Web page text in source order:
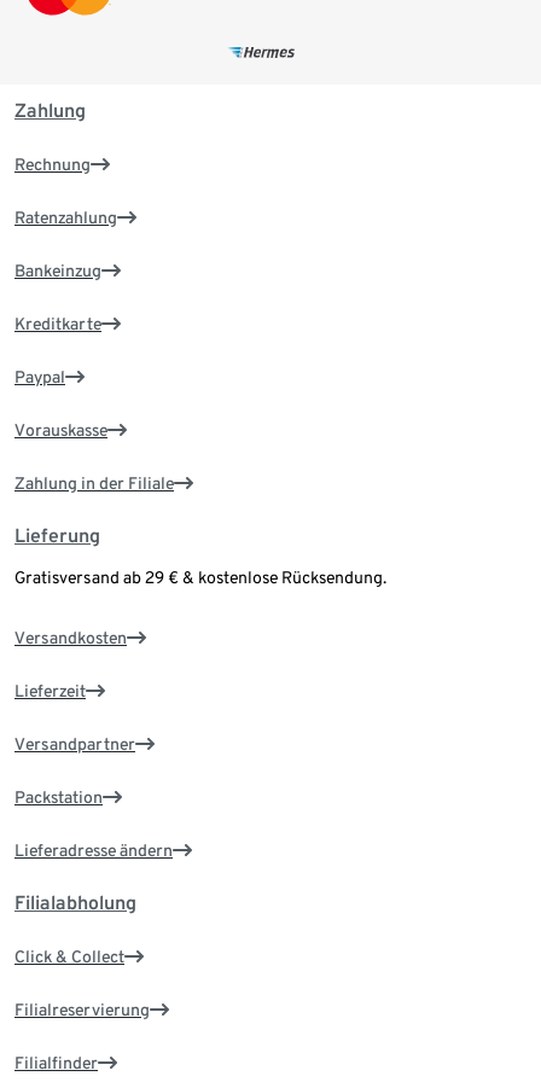
Zahlung
Rechnung
Ratenzahlung
Bankeinzug
Kreditkarte
Paypal
Vorauskasse
Zahlung in der Filiale
Lieferung
Gratisversand ab 29 € & kostenlose Rücksendung.
Versandkosten
Lieferzeit
Versandpartner
Packstation
Lieferadresse ändern
Filialabholung
Click & Collect
Filialreservierung
Filialfinder